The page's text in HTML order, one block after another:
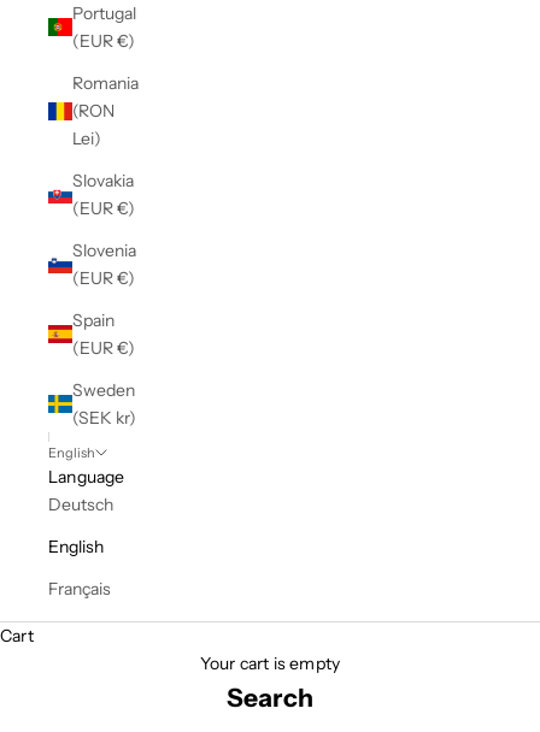
Portugal
(EUR €)
Romania
(RON
Lei)
Slovakia
(EUR €)
Slovenia
(EUR €)
Spain
(EUR €)
Sweden
(SEK kr)
English
Language
Deutsch
English
Français
Cart
Your cart is empty
Search